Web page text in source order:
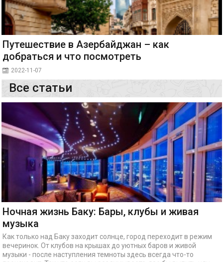
Путешествие в Азербайджан – как
добраться и что посмотреть
2022-11-07
Все статьи
Ночная жизнь Баку: Бары, клубы и живая
музыка
Как только над Баку заходит солнце, город переходит в режим
вечеринок. От клубов на крышах до уютных баров и живой
музыки - после наступления темноты здесь всегда что-то